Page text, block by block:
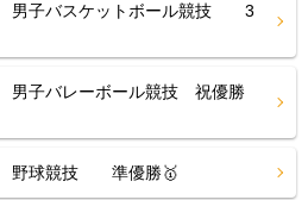
男子バスケットボール競技 3
男子バレーボール競技 祝優勝
野球競技 準優勝🥇